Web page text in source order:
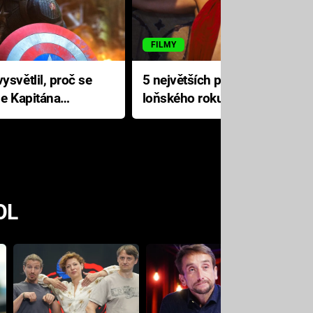
proč se
Kapitána
FILMY
5 největších propadáků
loňského roku: Disney na
jediné katastrofě prodělal 200